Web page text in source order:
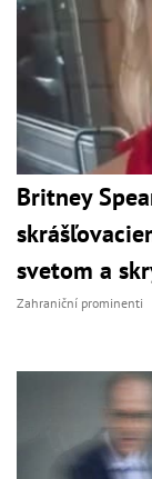
Britney
svetom a
Zahraniční prominenti